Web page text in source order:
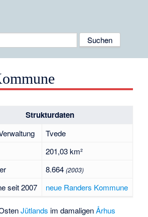
Strukturdaten
Tvede
201,03 km²
8.664(2003)
seit 2007 neue Randers Kommune
Jütlands im damaligenÅrhus